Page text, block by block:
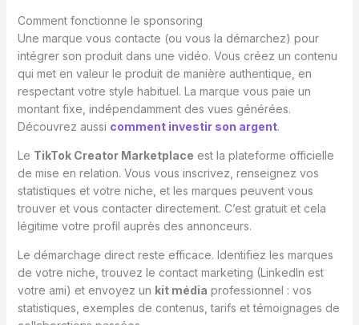
Comment fonctionne le sponsoring
Une marque vous contacte (ou vous la démarchez) pour
intégrer son produit dans une vidéo. Vous créez un contenu
qui met en valeur le produit de manière authentique, en
respectant votre style habituel. La marque vous paie un
montant fixe, indépendamment des vues générées.
Découvrez aussi comment investir son argent.
Le TikTok Creator Marketplace est la plateforme officielle
de mise en relation. Vous vous inscrivez, renseignez vos
statistiques et votre niche, et les marques peuvent vous
trouver et vous contacter directement. C’est gratuit et cela
légitime votre profil auprès des annonceurs.
Le démarchage direct reste efficace. Identifiez les marques
de votre niche, trouvez le contact marketing (LinkedIn est
votre ami) et envoyez un kit média professionnel : vos
statistiques, exemples de contenus, tarifs et témoignages de